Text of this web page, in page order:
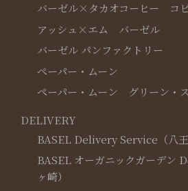
バーゼル×タカオコーヒー コ
アッシュ×エム バーゼル
バーゼル パンファクトリー
ペーパー・ムーン
ペーパー・ムーン グリーン・
DELIVERY
BASEL Delivery Service（八王
BASEL オーガニックガーデン
ヶ崎）